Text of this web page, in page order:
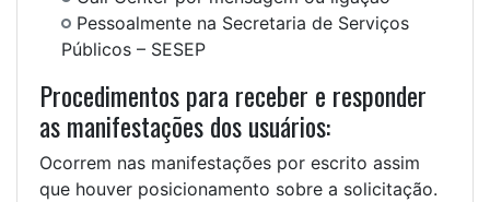
Pessoalmente na Secretaria de Serviços
Públicos – SESEP
Procedimentos para receber e responder
as manifestações dos usuários:
Ocorrem nas manifestações por escrito assim
que houver posicionamento sobre a solicitação.